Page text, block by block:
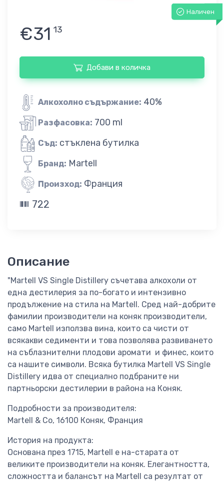
Наличен
€31 13
Добави в количка
Алкохолно съдържание: 40%
Разфасовка: 700 ml
Съд: стъклена бутилка
Бранд: Martell
Произход: Франция
722
Описание
"Martell VS Single Distillery съчетава алкохоли от
една дестилерия за по-богато и интензивно
продължение на стила на Martell. Сред най-добрите
фамилии производители на коняк производители,
само Martell използва вина, които са чисти от
всякакви седименти и това позволява развиването
на съблазнителни плодови аромати и финес, които
са нашите символи. Всяка бутилка Martell VS Single
Distillery идва от специално подбраните ни
партньорски дестилерии в района на Коняк.
Подробности за производителя:
Martell & Co, 16100 Коняк, Франция
История на продукта:
Основана през 1715, Martell е на-старата от
великите производители на коняк. Елегантността,
сложността и балансът на Martell са резултат от